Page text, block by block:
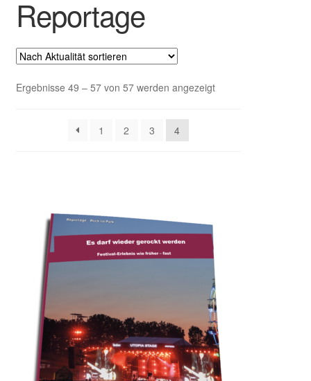
EVENT Rookie ArtikelUntermenü
ausklappen
Reportage
Interview
Reportage
Ergebnisse 49 – 57 von 57 werden angezeigtNach
1
2 3 4